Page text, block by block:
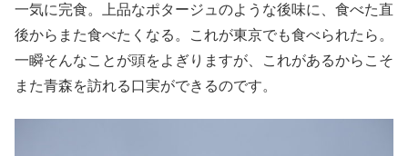
一気に完食。上品なポタージュのような後味に、食べた直
後からまた食べたくなる。これが東京でも食べられたら。
一瞬そんなことが頭をよぎりますが、これがあるからこそ
また青森を訪れる口実ができるのです。